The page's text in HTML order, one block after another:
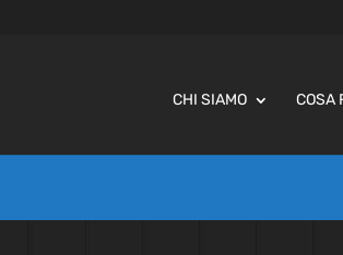
CHI SIAMO COSA